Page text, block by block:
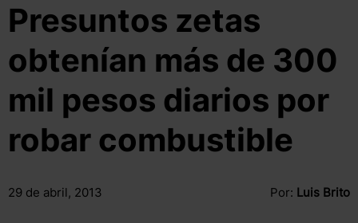
Presuntos zetas
obtenían más de 300
mil pesos diarios por
robar combustible
29 de abril, 2013 Por: Luis Brito